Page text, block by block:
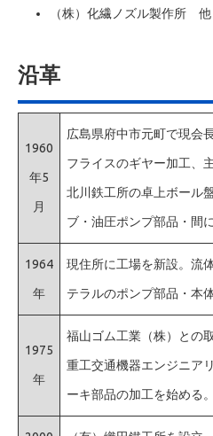
（株）化繊ノズル製作所 他
沿革
1960
年5
月
広島県府中市元町で現
フライスのギヤー加工、
北川鉄工所の卓上ボール
ブ・油圧ポンプ部品・間
1964
年
現住所に工場を新設。流
テラルのポンプ部品・本
1975
年
福山ゴム工業（株）との
重工交通機器エンジニア
ーキ部品の加工を始める。